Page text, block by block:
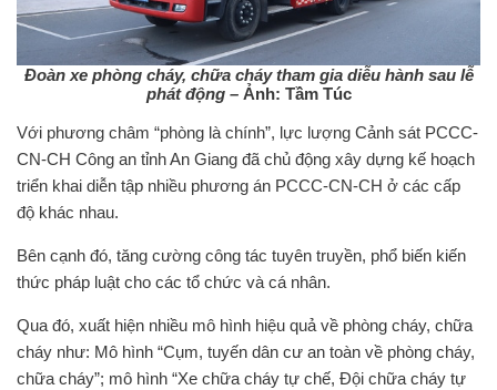
Đoàn xe phòng cháy, chữa cháy tham gia diễu hành sau lễ
phát động – Ảnh: Tầm Túc
Với phương châm “phòng là chính”, lực lượng Cảnh sát PCCC-
CN-CH Công an tỉnh An Giang đã chủ động xây dựng kế hoạch
triển khai diễn tập nhiều phương án PCCC-CN-CH ở các cấp
độ khác nhau.
Bên cạnh đó, tăng cường công tác tuyên truyền, phổ biến kiến
thức pháp luật cho các tổ chức và cá nhân.
Qua đó, xuất hiện nhiều mô hình hiệu quả về phòng cháy, chữa
cháy như: Mô hình “Cụm, tuyến dân cư an toàn về phòng cháy,
chữa cháy”; mô hình “Xe chữa cháy tự chế, Đội chữa cháy tự